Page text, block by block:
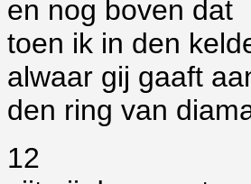
en nog boven dat
toen ik in den
alwaar gij gaaft
den ring van
12